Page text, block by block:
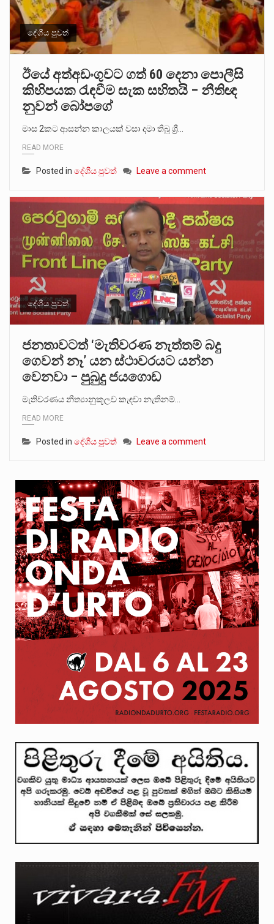
දේශීය පුවත්
ඊයේ අත්අඩංගුවට ගත් 60 දෙනා පොලීසි
කිහිපයක රැඳවීම සැක සහිතයි – නීතිඥ
නුවන් බෝපගේ
මාස 2කට ආසන්න කාලයක් වසා දමා තිබූ ශ්‍රී…
READ MORE
Posted in දේශීය පුවත් Leave a comment
දේශීය පුවත්
ජනතාවටත් ‘මැතිවරණ නැත්තම් බදු
ගෙවන් නෑ’ යන ස්ථාවරයට යන්න
වෙනවා – පුබුදු ජයගොඩ
මැතිවරණය නීත්‍යානුකූලව කැඳවා නැතිනම්…
READ MORE
Posted in දේශීය පුවත් Leave a comment